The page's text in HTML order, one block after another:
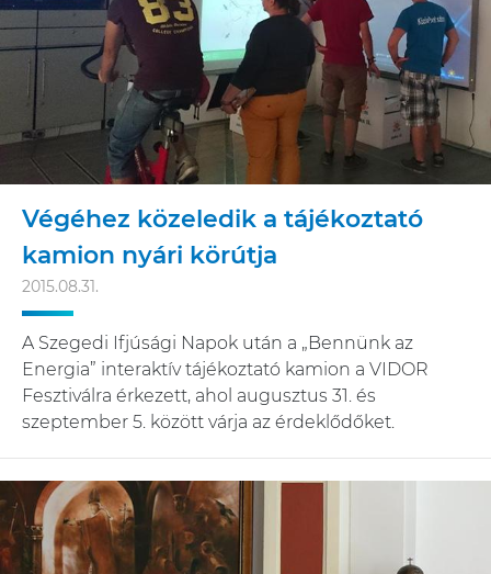
Végéhez közeledik a tájékoztató
kamion nyári körútja
2015.08.31.
A Szegedi Ifjúsági Napok után a „Bennünk az
Energia” interaktív tájékoztató kamion a VIDOR
Fesztiválra érkezett, ahol augusztus 31. és
szeptember 5. között várja az érdeklődőket.